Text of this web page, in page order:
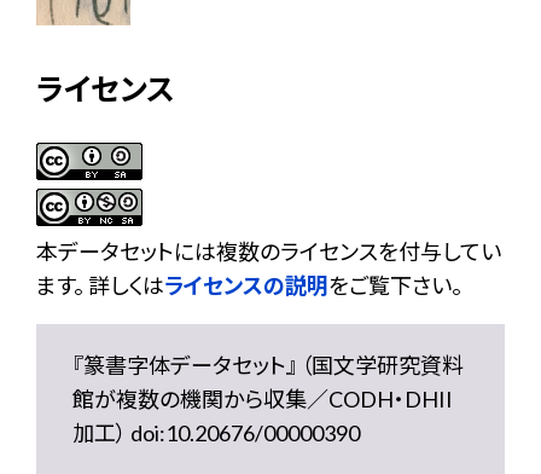
ライセンス
本データセットには複数のライセンスを付与してい
ます。 詳しくはライセンスの説明をご覧下さい。
『篆書字体データセット』 （国文学研究資料
館が複数の機関から収集／CODH・DHII
加工） doi:10.20676/00000390